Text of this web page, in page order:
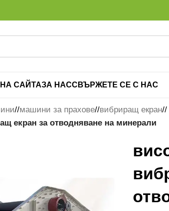
САЙТАЗА НАССВЪРЖЕТЕ СЕ С НАС
/ машини за прахове/ вибриращ екран/
екран за отводняване на минерали